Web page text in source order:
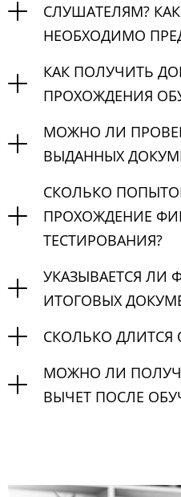
СЛУШАТЕЛЯМ?
НЕОБХОДИМО
КАК ПОЛУЧИТЬ
ПРОХОЖДЕНИЯ
МОЖНО ЛИ
ВЫДАННЫХ
СКОЛЬКО
ПРОХОЖДЕНИЕ
ТЕСТИРОВАНИЯ?
УКАЗЫВАЕТСЯ ЛИ
ИТОГОВЫХ
СКОЛЬКО ДЛИТСЯ
МОЖНО ЛИ
ВЫЧЕТ ПОСЛЕ